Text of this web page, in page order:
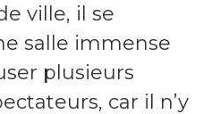
ville, il se
salle immense
plusieurs
car il n’y